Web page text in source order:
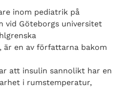
inom pediatrik på
vid Göteborgs universitet
är en av författarna bakom
att insulin sannolikt har en
i rumstemperatur,